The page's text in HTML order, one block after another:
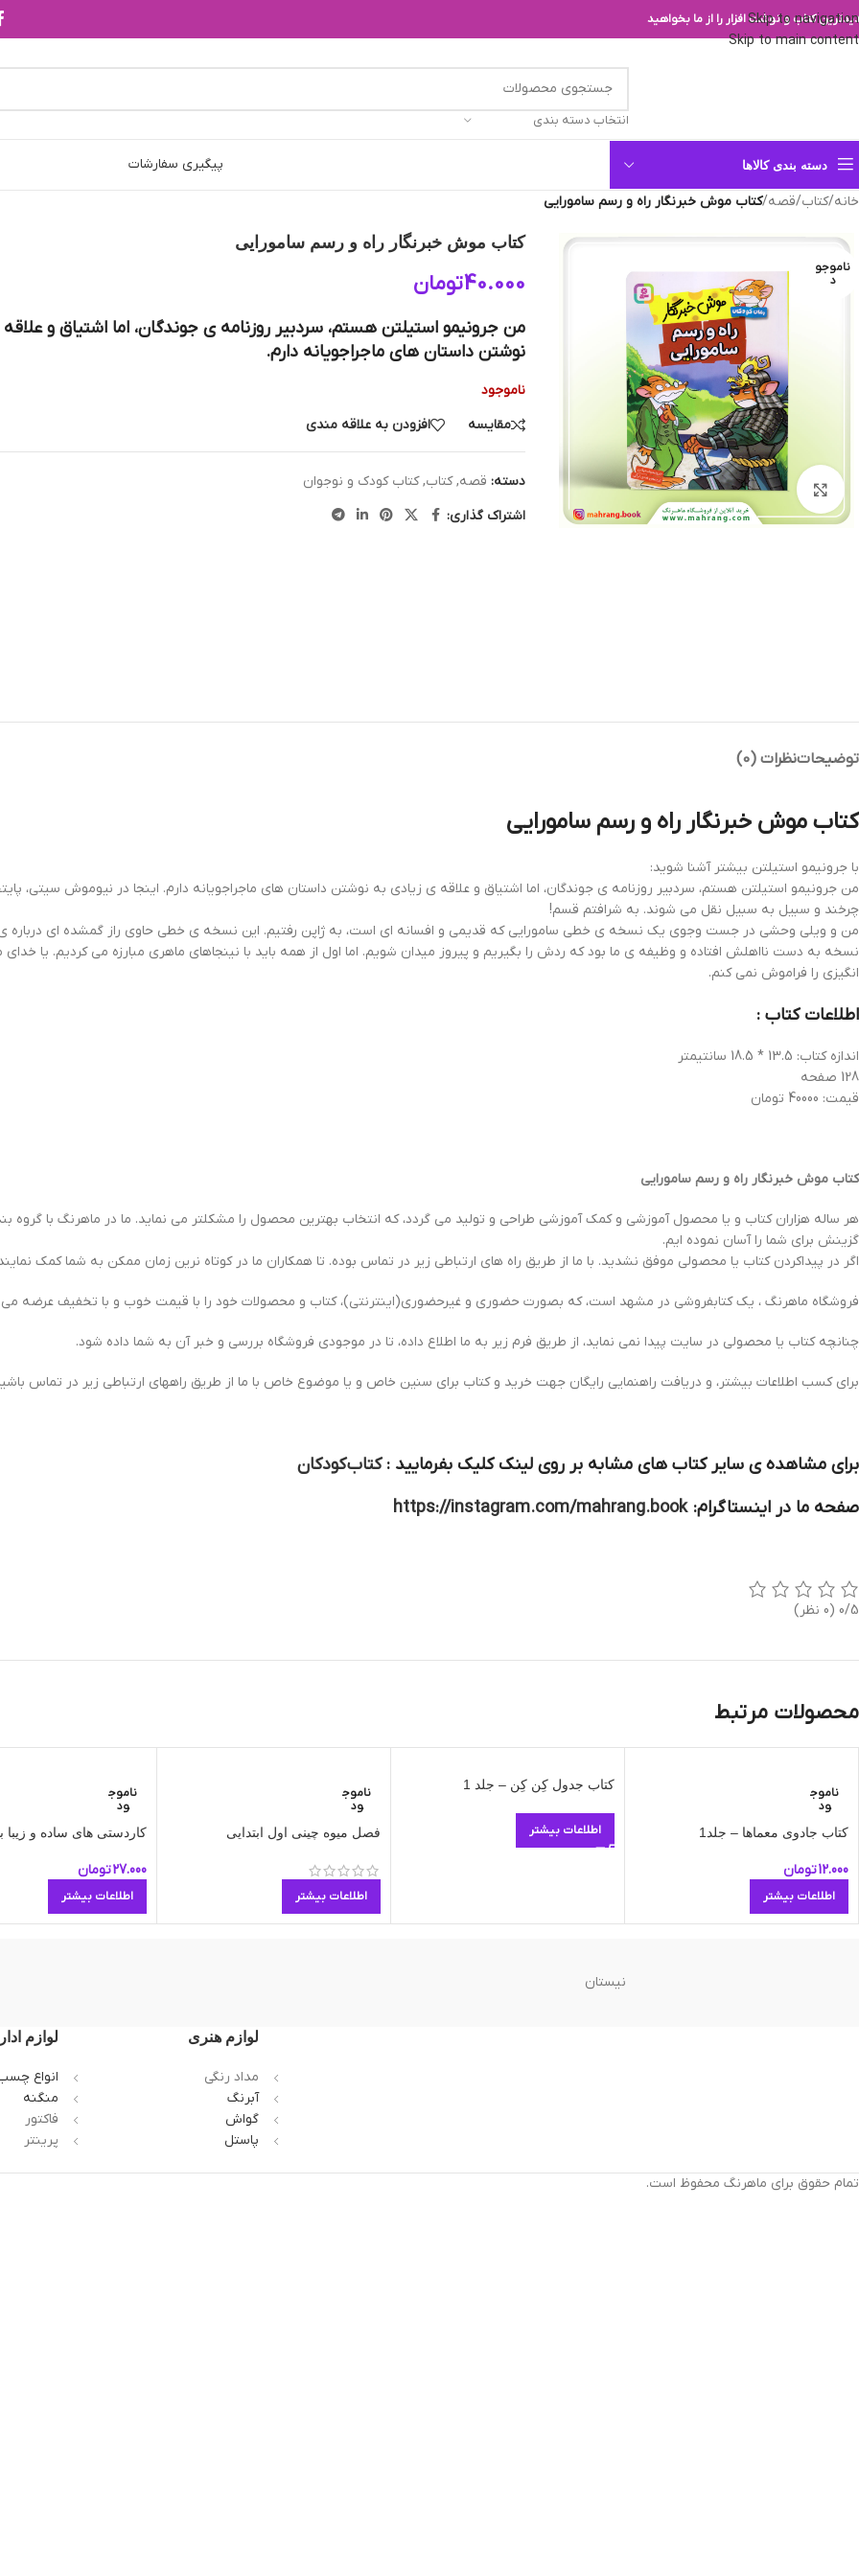
Skip to navigation
Skip to main content
کتاب و نوشت افزار را از ما بخواهید
انتخاب دسته بندی
دسته بندی کالاها پیگیری سفارشات
خانه/کتاب/قصه/کتاب موش خبرنگار راه و رسم سامورایی
ناموجو
د
بزرگنمایی تصویر
کتاب موش خبرنگار راه و رسم سامورایی
40.000تومان
من جرونیمو استیلتن هستم، سردبیر روزنامه ی جوندگان، اما اشتیاق و
نوشتن داستان های ماجراجویانه دارم.
ناموجود
مقایسه
افزودن به علاقه مندی
دسته: قصه, کتاب, کتاب کودک و نوجوان
اشتراک گذاری:
توضیحاتنظرات (0)
کتاب موش خبرنگار راه و رسم سامورایی
با جرونیمو استیلتن بیشتر آشنا شوید:
من جرونیمو استیلتن هستم، سردبیر روزنامه ی جوندگان، اما اشتیاق و علاقه ی زیادی به نوشتن داستان های ماجراجویانه دارم. اینجا در نیوموش
چرخند و سبیل به سبیل نقل می شوند. به شرافتم قسم!
من و ویلی وحشی در جست وجوی یک نسخه ی خطی سامورایی که قدیمی و افسانه ای است، به ژاپن رفتیم. این نسخه ی خطی حاوی راز گمشده ای درباره
نسخه به دست نااهلش افتاده و وظیفه ی ما بود که ردش را بگیریم و پیروز میدان شویم. اما اول از همه باید با نینجاهای ماهری مبارزه می کردیم. یا
انگیزی را فراموش نمی کنم.
اطلاعات کتاب :
اندازه کتاب: 13.5 * 18.5 سانتیمتر
128 صفحه
قیمت: 40000 تومان
کتاب موش خبرنگار راه و رسم سامورایی
هر ساله هزاران کتاب و یا محصول آموزشی و کمک آموزشی طراحی و تولید می گردد، که انتخاب بهترین محصول را مشکلتر می نماید. ما در ماهرنگ با گروه
گزینش برای شما را آسان نموده ایم.
اگر در پیداکردن کتاب یا محصولی موفق نشدید. با ما از طریق راه های ارتباطی زیر در تماس بوده. تا همکاران ما در کوتاه نرین زمان ممکن به شما کمک
فروشگاه ماهرنگ ، یک کتابفروشی در مشهد است، که بصورت حضوری و غیرحضوری(اینترنتی)، کتاب و محصولات خود را با قیمت خوب و با تخفیف عرضه می
چنانچه کتاب یا محصولی در سایت پیدا نمی نماید، از طریق فرم زیر به ما اطلاع داده، تا در موجودی فروشگاه بررسی و خبر آن به شما داده شود.
برای کسب اطلاعات بیشتر، و دریافت راهنمایی رایگان جهت خرید و کتاب برای سنین خاص و یا موضوع خاص با ما از طریق راههای ارتباطی زیر در تماس
برای مشاهده ی سایر کتاب های مشابه بر روی لینک کلیک بفرمایید :کتاب کودکان
صفحه ما در اینستاگرام:https://instagram.com/mahrang.book
0/5 (0 نظر)
محصولات مرتبط
ناموج
ود
کتاب جادوی معماها – جلد1
12.000تومان
اطلاعات بیشتر
کتاب جدول کِن کِن – جلد 1
اطلاعات بیشتر
ناموج
ود
فصل میوه چینی اول ابتدایی
اطلاعات بیشتر
ناموج
ود
کاردستی های ساده و زیبا
27.000تومان
اطلاعات بیشتر
نیستان
لوازم هنری
مداد رنگی
آبرنگ
گواش
پاستل
لوازم
انواع
منگنه
فاکتور
پرینتر
تمام حقوق برای ماهرنگ محفوظ است.